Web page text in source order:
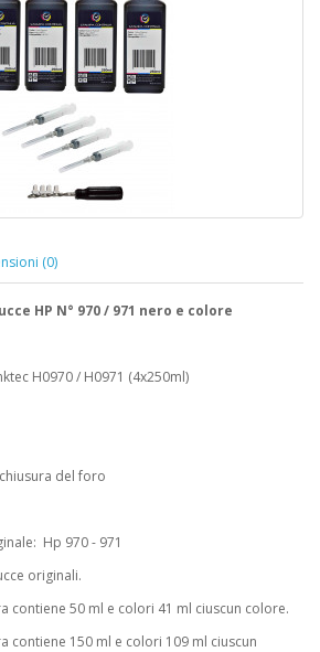
(0)
HP N° 970 / 971 nero e colore
H0970 / H0971 (4x250ml)
del foro
Hp 970 - 971
originali.
contiene 50 ml e colori 41 ml ciuscun colore.
contiene 150 ml e colori 109 ml ciuscun